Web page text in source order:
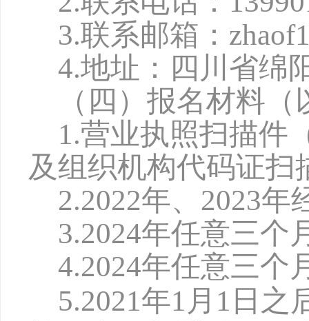
3.联系邮箱：
4.地址：四川省绵
（四）报名材料
1.营业执照扫描件
及组织机构代码证扫
2.2022年、 2023年
3.2024年任意三个
4.2024年任意三个
5.2021年1月1日之